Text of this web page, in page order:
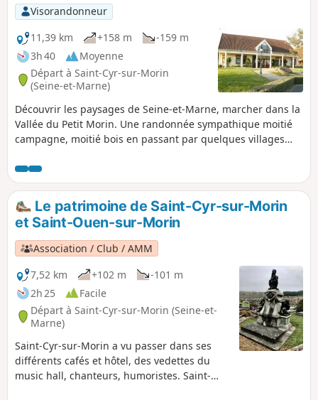
Visorandonneur
11,39 km
+158 m
-159 m
3h 40
Moyenne
Départ à Saint-Cyr-sur-Morin
(Seine-et-Marne)
Découvrir les paysages de Seine-et-Marne, marcher dans la
Vallée du Petit Morin. Une randonnée sympathique moitié
campagne, moitié bois en passant par quelques villages
Le patrimoine de Saint-Cyr-sur-Morin
et Saint-Ouen-sur-Morin
Association / Club / AMM
7,52 km
+102 m
-101 m
2h 25
Facile
Départ à Saint-Cyr-sur-Morin (Seine-et-
Marne)
Saint-Cyr-sur-Morin a vu passer dans ses
différents cafés et hôtel, des vedettes du
music hall, chanteurs, humoristes. Saint-